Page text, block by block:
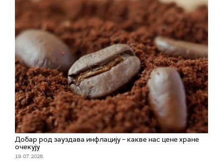
Добар род зауздава инфлацију – какве нас цене хране
очекују
19. 07. 2026.